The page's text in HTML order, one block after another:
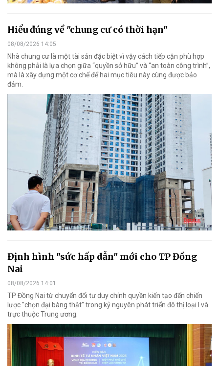
Hiểu đúng về "chung cư có thời hạn"
08/08/2026 14:05
Nhà chung cư là một tài sản đặc biệt vì vậy cách tiếp cận phù hợp
không phải là lựa chọn giữa “quyền sở hữu” và “an toàn công trình”,
mà là xây dựng một cơ chế để hai mục tiêu này cùng được bảo
đảm.
Định hình "sức hấp dẫn" mới cho TP Đồng
Nai
08/08/2026 14:01
TP Đồng Nai từ chuyển đổi tư duy chính quyền kiến tạo đến chiến
lược "chọn đại bàng thật" trong kỷ nguyên phát triển đô thị loại I và
trực thuộc Trung ương.